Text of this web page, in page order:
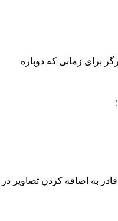
برای زمانی که دوباره
به اضافه کردن تصاویر در